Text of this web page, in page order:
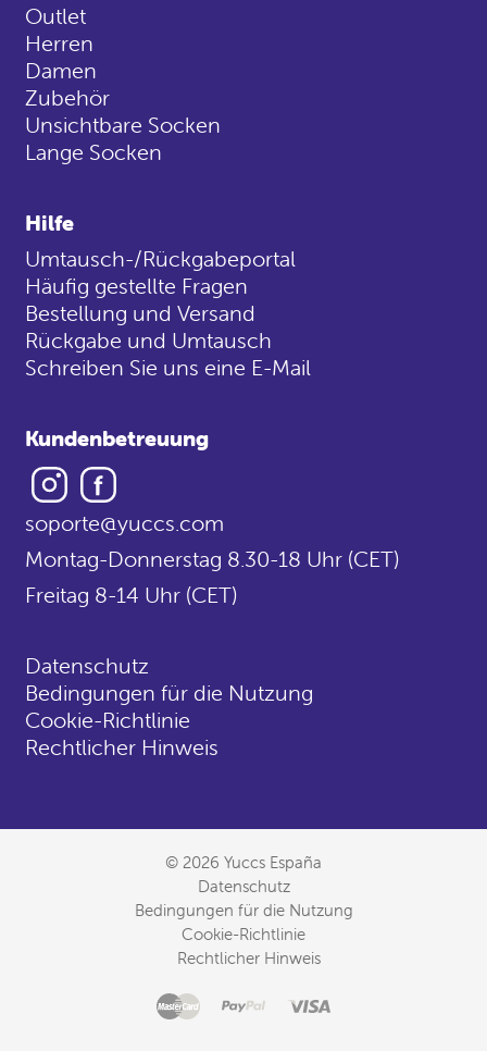
Outlet
Herren
Damen
Zubehör
Unsichtbare Socken
Lange Socken
Hilfe
Umtausch-/Rückgabeportal
Häufig gestellte Fragen
Bestellung und Versand
Rückgabe und Umtausch
Schreiben Sie uns eine E-Mail
Kundenbetreuung
Instagram
soporte@yuccs.com
Montag-Donnerstag 8.30-18 Uhr (CET)
Freitag 8-14 Uhr (CET)
Datenschutz
Bedingungen für die Nutzung
Cookie-Richtlinie
Rechtlicher Hinweis
© 2026 Yuccs España
Datenschutz
Bedingungen für die Nutzung
Cookie-Richtlinie
Rechtlicher Hinweis
Akzeptierte
Master Paypal